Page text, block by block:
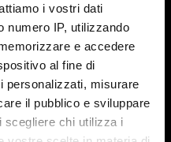
i vostri dati
numero IP, utilizzando
e accedere
al fine di
personalizzati, misurare
il pubblico e sviluppare
scegliere chi utilizza i
0/20
(ad esempio, una